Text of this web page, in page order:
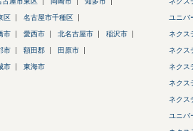
区 名古屋市千種区
市 愛西市 北名古屋市 稲沢市
市 額田郡 田原市
市 東海市
ユニ
ネクス
ネクス
ネクス
ネクス
ネクス
ユニ